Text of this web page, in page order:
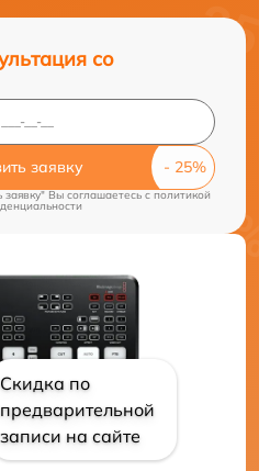
со
заявку
Вы соглашаетесь cполитикой
Скидка по
предварительной
записи на сайте